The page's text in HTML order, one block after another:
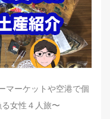
マーケットや空港で個
女性４人旅〜